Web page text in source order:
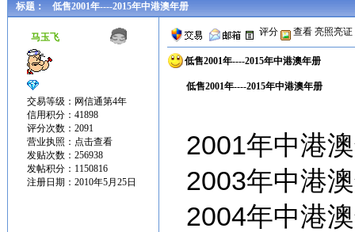
标题： 低售2001年----2015年中港澳年册
马玉飞
交易等级：网信通第4年
信用积分：41898
评分次数：2091
营业执照： 点击查看
发贴次数：256938
发帖积分：1150816
注册日期：2010年5月25日
评分 查看 亮照亮证
低售2001年----2015年中港澳年册
低售2001年----2015年中港澳年册
2001年中港
2003年中港
2004年中港